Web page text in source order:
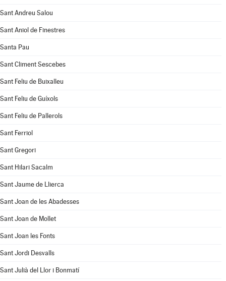
Sant Andreu Salou
Sant Aniol de Finestres
Santa Pau
Sant Climent Sescebes
Sant Feliu de Buixalleu
Sant Feliu de Guíxols
Sant Feliu de Pallerols
Sant Ferriol
Sant Gregori
Sant Hilari Sacalm
Sant Jaume de Llierca
Sant Joan de les Abadesses
Sant Joan de Mollet
Sant Joan les Fonts
Sant Jordi Desvalls
Sant Julià del Llor i Bonmatí